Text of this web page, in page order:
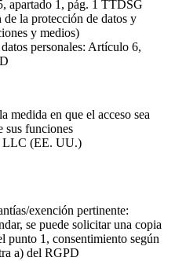
apartado 1, pág. 1 TTDSG
la protección de datos y
y medios)
personales: Artículo 6,
medida en que el acceso sea
sus funciones
LLC (EE. UU.)
exención pertinente:
se puede solicitar una copia
punto 1, consentimiento según
a) del RGPD